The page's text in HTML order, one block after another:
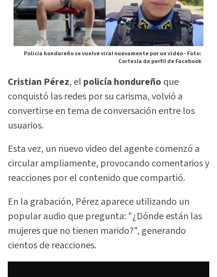
Policia hondureño se vuelve viral nuevamente por un video -Foto:
Cortesía de perfil de Facebook
Cristian Pérez, el policía hondureño que
conquistó las redes por su carisma, volvió a
convertirse en tema de conversación entre los
usuarios.
Esta vez, un nuevo video del agente comenzó a
circular ampliamente, provocando comentarios y
reacciones por el contenido que compartió.
En la grabación, Pérez aparece utilizando un
popular audio que pregunta: "¿Dónde están las
mujeres que no tienen marido?", generando
cientos de reacciones.